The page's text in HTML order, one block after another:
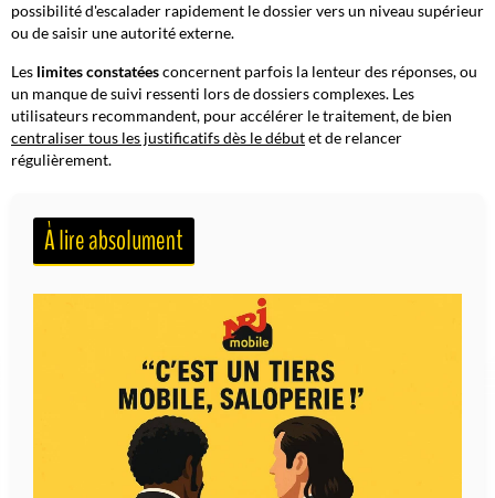
possibilité d'escalader rapidement le dossier vers un niveau supérieur
ou de saisir une autorité externe.
Les limites constatéesconcernent parfois la lenteur des réponses, ou
un manque de suivi ressenti lors de dossiers complexes. Les
utilisateurs recommandent, pour accélérer le traitement, de bien
centraliser tous les justificatifs dès le débutet de relancer
régulièrement.
À lire absolument